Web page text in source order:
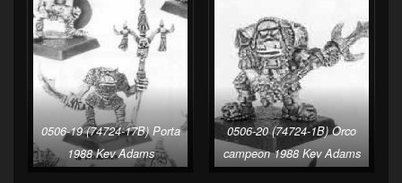
0506-19 (74724-17B) Porta
1988 Kev Adams
0506-20 (74724-1B) Orco
campeon 1988 Kev Adams